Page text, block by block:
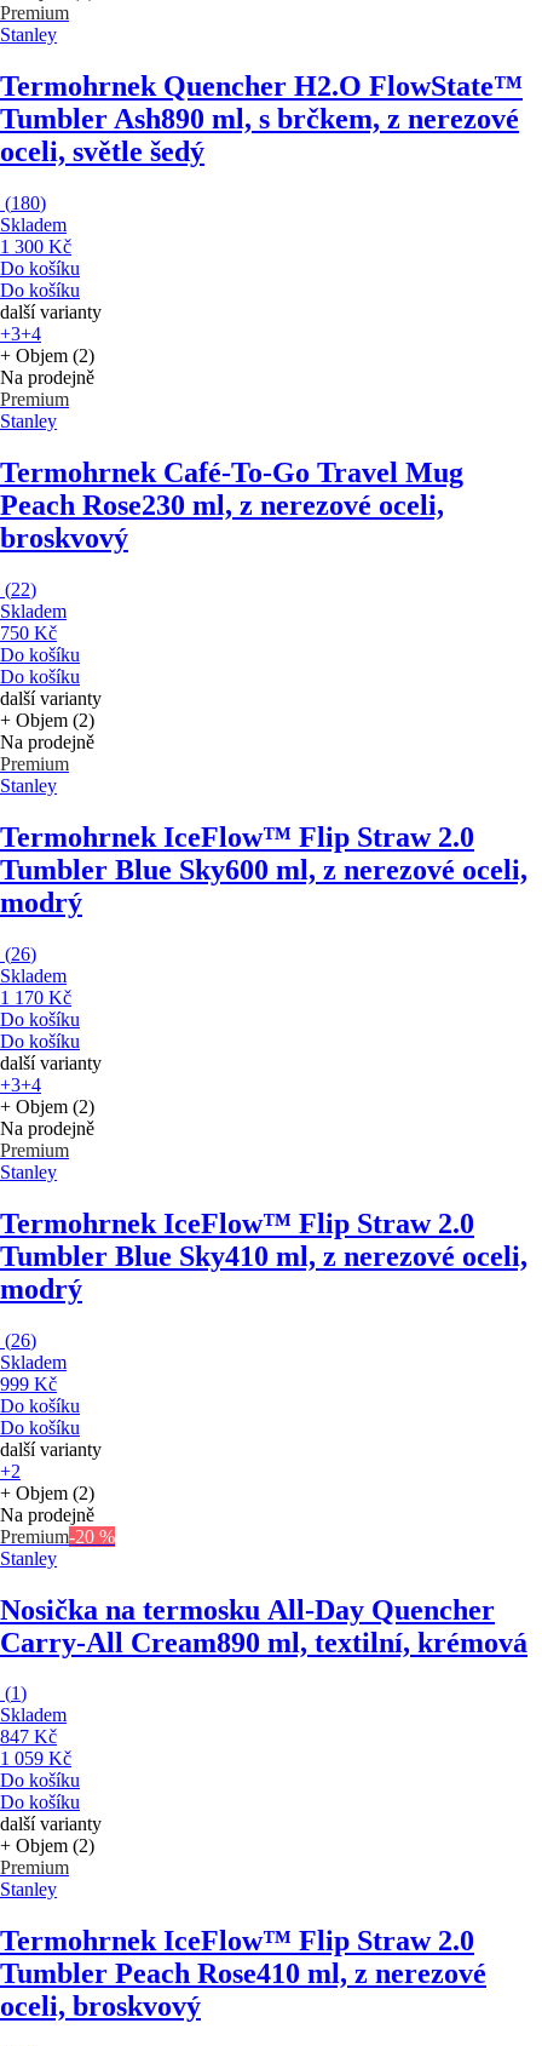
Premium
Stanley
Termohrnek Quencher H2.O FlowState™
Tumbler Ash890 ml, s brčkem, z nerezové
oceli, světle šedý
(180)
Skladem
1 300 Kč
Do košíku
Do košíku
další varianty
+3+4
+ Objem (2)
Na prodejně
Premium
Stanley
Termohrnek Café-To-Go Travel Mug
Peach Rose230 ml, z nerezové oceli,
broskvový
(22)
Skladem
750 Kč
Do košíku
Do košíku
další varianty
+ Objem (2)
Na prodejně
Premium
Stanley
Termohrnek IceFlow™ Flip Straw 2.0
Tumbler Blue Sky600 ml, z nerezové oceli,
modrý
(26)
Skladem
1 170 Kč
Do košíku
Do košíku
další varianty
+3+4
+ Objem (2)
Na prodejně
Premium
Stanley
Termohrnek IceFlow™ Flip Straw 2.0
Tumbler Blue Sky410 ml, z nerezové oceli,
modrý
(26)
Skladem
999 Kč
Do košíku
Do košíku
další varianty
+2
+ Objem (2)
Na prodejně
Premium-20 %
Stanley
Nosička na termosku All-Day Quencher
Carry-All Cream890 ml, textilní, krémová
(1)
Skladem
847 Kč
1 059 Kč
Do košíku
Do košíku
další varianty
+ Objem (2)
Premium
Stanley
Termohrnek IceFlow™ Flip Straw 2.0
Tumbler Peach Rose410 ml, z nerezové
oceli, broskvový